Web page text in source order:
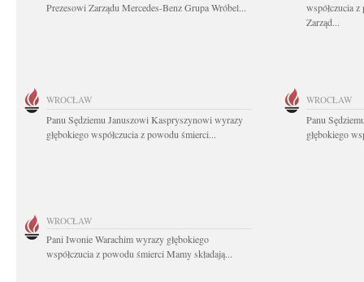
Prezesowi Zarządu Mercedes-Benz Grupa Wróbel...
współczucia
Zarząd...
WROCŁAW
Panu Sędziemu Januszowi Kaspryszynowi wyrazy
głębokiego współczucia z powodu śmierci...
WROCŁAW
Panu
głębokiego
WROCŁAW
Pani Iwonie Warachim wyrazy głębokiego
współczucia z powodu śmierci Mamy składają...